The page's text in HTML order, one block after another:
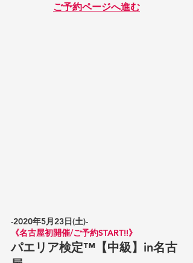
ご予約ページへ進む
-2020年5月23日(土)-
《名古屋初開催/ご予約START!!》
パエリア検定™️【中級】in名古